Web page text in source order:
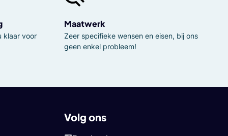
klaar voor
Maatwerk
Zeer specifieke wensen en eisen, bij ons
geen enkel probleem!
Volg ons